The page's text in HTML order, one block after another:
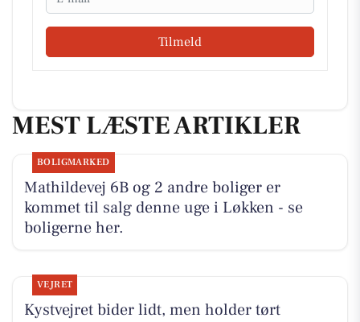
Tilmeld
MEST LÆSTE ARTIKLER
BOLIGMARKED
Mathildevej 6B og 2 andre boliger er
kommet til salg denne uge i Løkken - se
boligerne her.
VEJRET
Kystvejret bider lidt, men holder tørt